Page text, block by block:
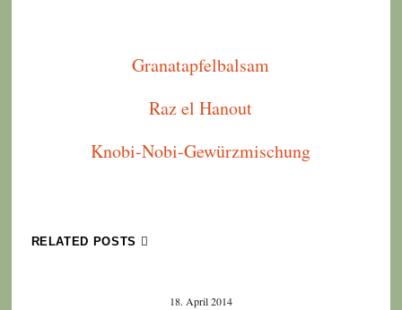
Granatapfelbalsam
Raz el Hanout
Knobi-Nobi-Gewürzmischung
RELATED POSTS
18. April 2014